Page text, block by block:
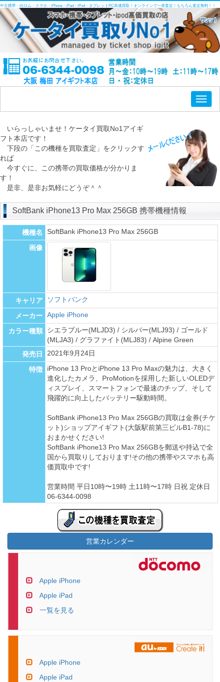
中古携帯・白ロム・スマホ・iPhone・iPad・iPod・タブレットPC高価買取！オンラインで一発査定！もちろん査定無料！！
いらっしゃいませ！ケータイ買取No1アイギ
フト本店です！
下段の「この機種を買取査定」をクリックす
れば
今すぐに、この携帯の買取価格が分かりま
す！
是非、是非お気軽にどうぞ＾＾
SoftBank iPhone13 Pro Max 256GB 携帯機種情報
機種名 SoftBank iPhone13 Pro Max 256GB
画像
キャリア ソフトバンク
メーカー Apple iPhone
カラー種類
シエラブルー(MLJD3) / シルバー(MLJ93) / ゴールド
(MLJA3) / グラファイト(MLJ83) / Alpine Green
発売日
2021年9月24日
特徴
iPhone 13 ProとiPhone 13 Pro Maxの魅力は、大きく
進化したカメラ、ProMotionを採用した新しいOLEDデ
ィスプレイ、スマートフォンで最速のチップ、そして
飛躍的に向上したバッテリー駆動時間。
SoftBank iPhone13 Pro Max 256GBの買取は金券(チケ
ット)ショップアイギフト(大阪駅前第三ビルB1-78)に
おまかせください!
SoftBank iPhone13 Pro Max 256GBを郵送や持込で全
国から買取りしております!その他の携帯やスマホも高
価買取中です!
営業時間 平日10時〜19時 土11時〜17時 日祝 定休日
06-6344-0098
営業カレンダー
Apple iPhone
Apple iPad
一覧を見る
Apple iPhone
Apple iPad